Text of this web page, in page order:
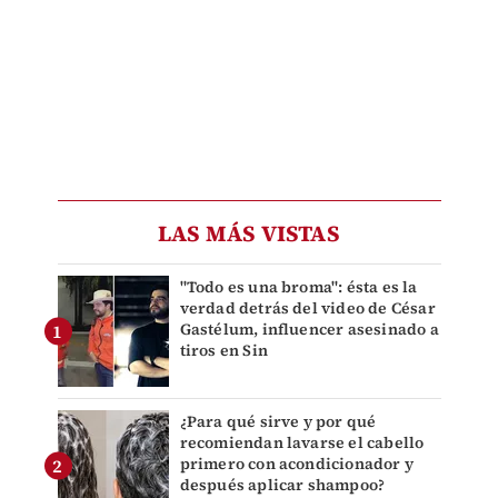
LAS MÁS VISTAS
"Todo es una broma": ésta es la
verdad detrás del video de César
Gastélum, influencer asesinado a
tiros en Sin
¿Para qué sirve y por qué
recomiendan lavarse el cabello
primero con acondicionador y
después aplicar shampoo?